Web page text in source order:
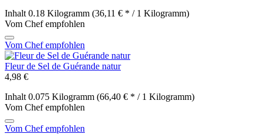
Inhalt 0.18 Kilogramm (36,11 € * / 1 Kilogramm)
Vom Chef empfohlen
Vom Chef empfohlen
Fleur de Sel de Guérande natur
4,98 €
Inhalt 0.075 Kilogramm (66,40 € * / 1 Kilogramm)
Vom Chef empfohlen
Vom Chef empfohlen